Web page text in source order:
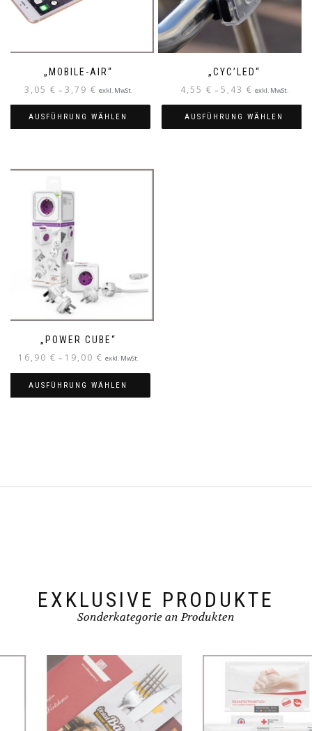
„MOBILE-AIR“
3,05 € – 3,79 € exkl. MwSt.
AUSFÜHRUNG WÄHLEN
„CYC’LED“
4,55 € – 5,43 € exkl. MwSt.
AUSFÜHRUNG WÄHLEN
„POWER CUBE“
16,90 € – 19,00 € exkl. MwSt.
AUSFÜHRUNG WÄHLEN
EXKLUSIVE PRODUKTE
Sonderkategorie an Produkten